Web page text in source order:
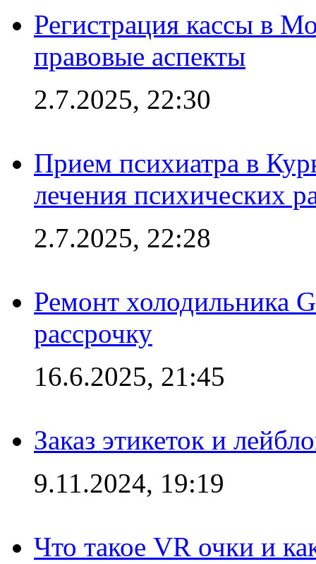
Регистрация кассы в
правовые аспекты
2.7.2025, 22:30
Прием психиатра в
лечения психических
2.7.2025, 22:28
Ремонт холодильника
рассрочку
16.6.2025, 21:45
Заказ этикеток и
9.11.2024, 19:19
Что такое VR очки и